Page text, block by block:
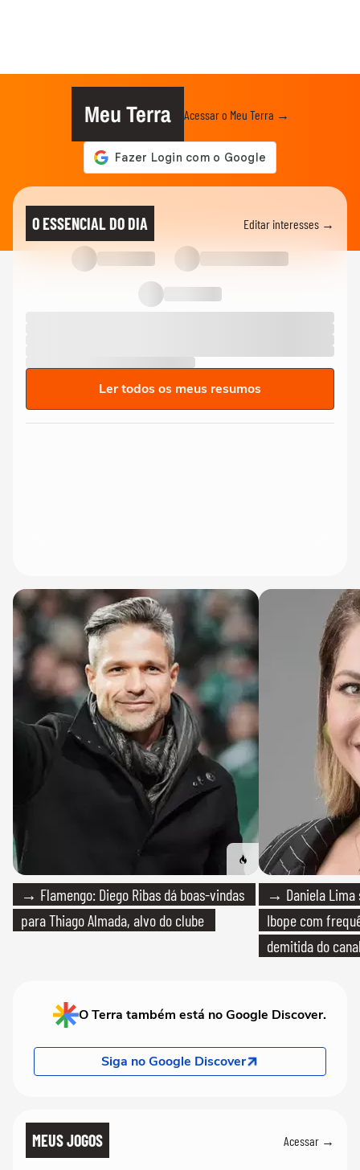
Meu Terra Acessar o Meu Terra →
O ESSENCIAL DO DIA Editar interesses →
Ler todos os meus resumos
→ Flamengo: Diego Ribas dá boas-vindas
para Thiago Almada, alvo do clube
→ Daniela Lima
Ibope com
demitida do
O Terra também está no Google Discover.
Siga no Google Discover
MEUS JOGOS Acessar →